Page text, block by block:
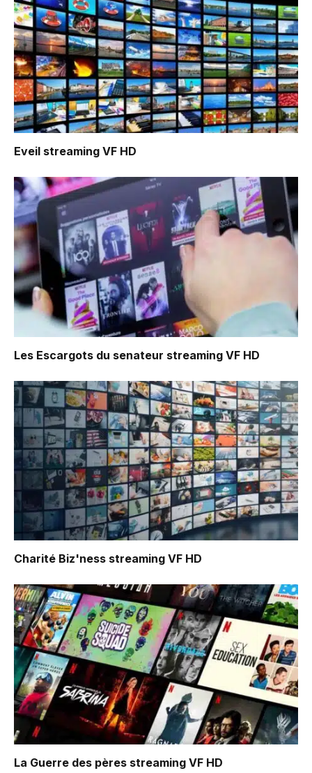
Eveil streaming VF HD
Les Escargots du senateur streaming VF HD
Charité Biz'ness streaming VF HD
La Guerre des pères streaming VF HD